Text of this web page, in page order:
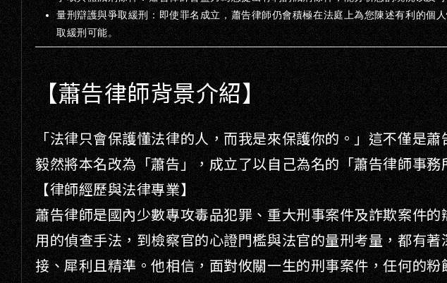
量刑辯護與爭取緩刑：即使罪名成立，蕭告律師仍會積極在法庭上為您陳述有利的個
取緩刑可能。
【蕭告律師背景介紹】
「法律只會保護懂法律的人，而我是來保護你的。」這不僅是
毅然將本名改為「蕭告」，成立了以自己為名的「蕭告律師事
【律師經歷與法律專業】
蕭告律師是國內少數專攻毒品犯罪、重大刑事案件及詐欺案件
用的偵查手法，到檢察官的心證門檻與法官的量刑考量，都有
接、犀利且精準。他相信，面對攸關一生的刑事案件，任何的